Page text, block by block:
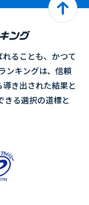
ることも、かつて
ンキングは、信頼
き出された結果と
きる選択の道標と